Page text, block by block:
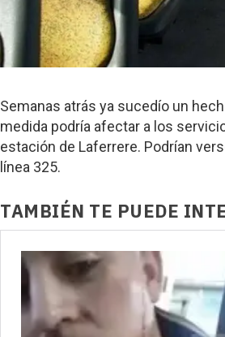
Semanas atrás ya sucedío un
medida podría afectar a los
estación de Laferrere. Podrían
línea 325.
TAMBIÉN TE PUEDE